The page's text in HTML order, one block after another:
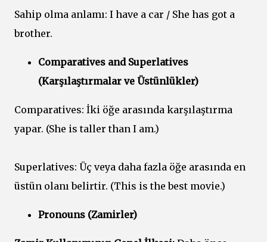
Sahip olma anlamı: I have a car / She has got a
brother.
Comparatives and Superlatives
(Karşılaştırmalar ve Üstünlükler)
Comparatives: İki öğe arasında karşılaştırma
yapar. (She is taller than I am.)
Superlatives: Üç veya daha fazla öğe arasında en
üstün olanı belirtir. (This is the best movie.)
Pronouns (Zamirler)